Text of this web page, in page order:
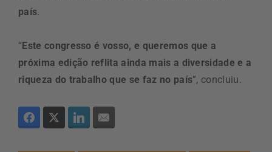
país.
“Este congresso é vosso, e queremos que a
próxima edição reflita ainda mais a diversidade e a
riqueza do trabalho que se faz no país”, concluiu.